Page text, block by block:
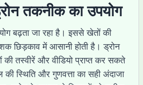
तकनीक का उपयोग
बढ़ता जा रहा है। इससे खेतों की
छिड़काव में आसानी होती है। ड्रोन
तस्वीरें और वीडियो प्राप्त कर सकते
स्थिति और गुणवत्ता का सही अंदाजा